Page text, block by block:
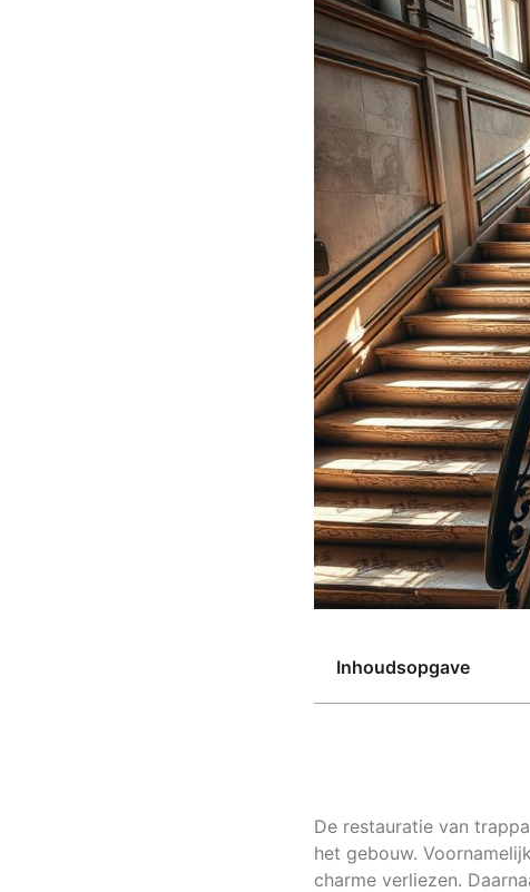
Inhoudsopgave
De restauratie van
het gebouw.
charme verliezen.